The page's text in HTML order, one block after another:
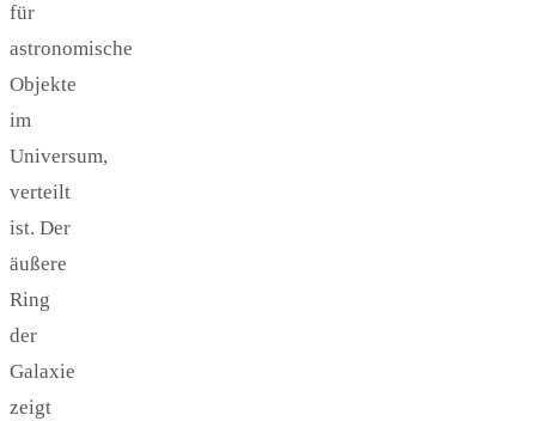
für
astronomische
Objekte
im
Universum,
verteilt
ist. Der
äußere
Ring
der
Galaxie
zeigt